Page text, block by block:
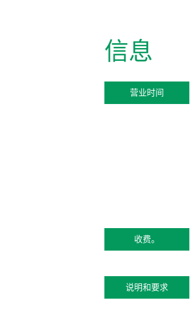
信息
营业时间
收费。
说明和要求